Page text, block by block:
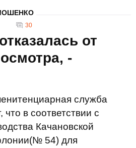
30
от
-
служба
в соответствии с
Качановской
54) для